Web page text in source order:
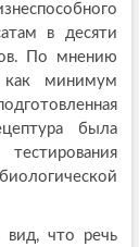
в десяти
По мнению
как минимум
была
вид, что речь